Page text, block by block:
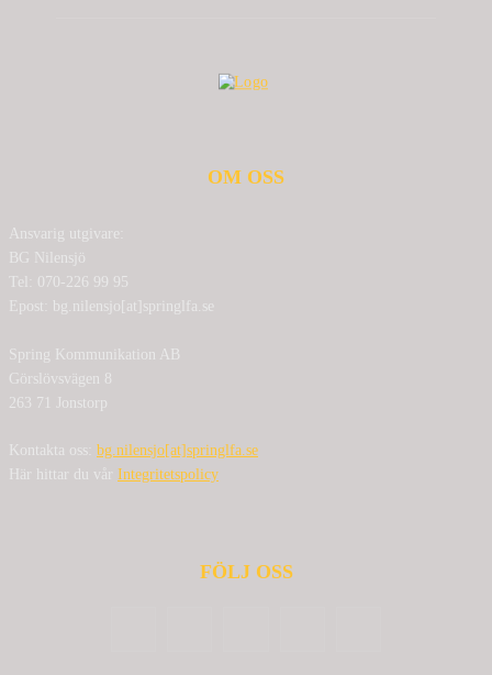
OM OSS
Ansvarig utgivare:
BG Nilensjö
Tel: 070-226 99 95
Epost: bg.nilensjo[at]springlfa.se
Spring Kommunikation AB
Görslövsvägen 8
263 71 Jonstorp
Kontakta oss: bg.nilensjo[at]springlfa.se
Här hittar du vår Integritetspolicy
FÖLJ OSS